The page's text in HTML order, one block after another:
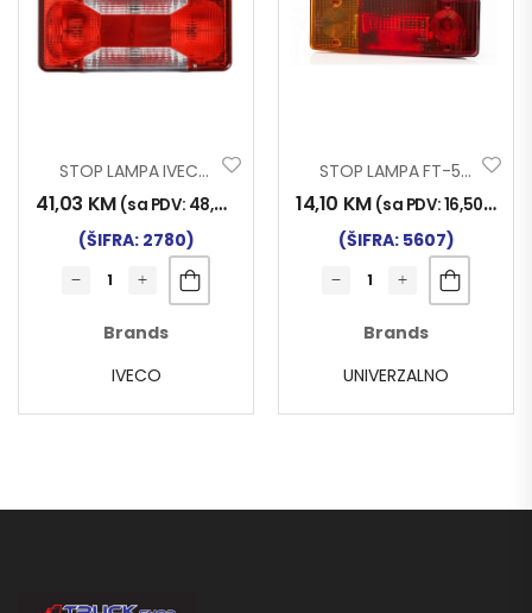
STOP LAMPA IVECO DAILY
41,03 KM (sa PDV: 48,00
(ŠIFRA: 2780)
Brands
IVECO
STOP LAMPA FT-549 LIJEVA
14,10 KM (sa PDV:16,50KM
(ŠIFRA: 5607)
Brands
UNIVERZALNO